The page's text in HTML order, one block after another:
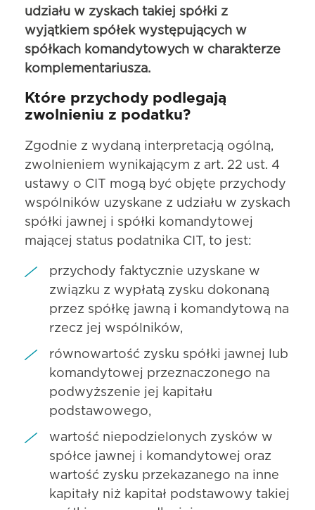
udziału w zyskach takiej spółki z
wyjątkiem spółek występujących w
spółkach komandytowych w charakterze
komplementariusza.
Które przychody podlegają
zwolnieniu z podatku?
Zgodnie z wydaną interpretacją ogólną,
zwolnieniem wynikającym z art. 22 ust. 4
ustawy o CIT mogą być objęte przychody
wspólników uzyskane z udziału w zyskach
spółki jawnej i spółki komandytowej
mającej status podatnika CIT, to jest:
przychody faktycznie uzyskane w
związku z wypłatą zysku dokonaną
przez spółkę jawną i komandytową na
rzecz jej wspólników,
równowartość zysku spółki jawnej lub
komandytowej przeznaczonego na
podwyższenie jej kapitału
podstawowego,
wartość niepodzielonych zysków w
spółce jawnej i komandytowej oraz
wartość zysku przekazanego na inne
kapitały niż kapitał podstawowy takiej